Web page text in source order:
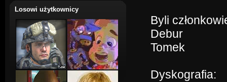
Losowi użytkownicy
Byli
Debur
Tomek
Dyskografia: